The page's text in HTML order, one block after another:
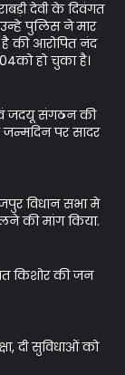
देवी के दिवंगत
पुलिस ने मार
है की आरोपित नंद
हो चुका है।
एवं जदयू संगठन की
जन्मदिन पर सादर
विधान सभा मे
की मांग किया.
किशोर की जन
दी सुविधाओं को